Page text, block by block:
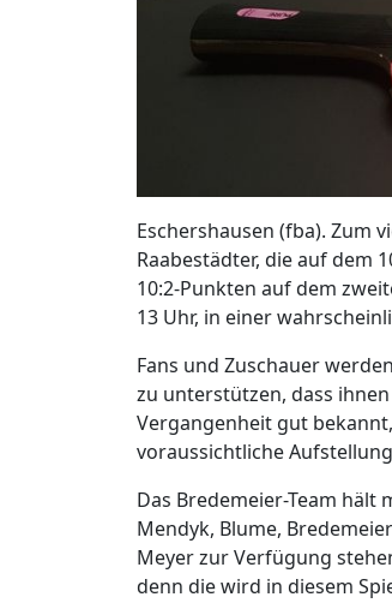
Eschershausen (fba). Zum
Raabestädter, die auf dem
10:2-Punkten auf dem
13 Uhr, in einer
Fans und Zuschauer
zu unterstützen, dass
Vergangenheit gut
voraussichtliche
Das Bredemeier-Team hält
Mendyk, Blume,
Meyer zur Verfügung
denn die wird in diesem